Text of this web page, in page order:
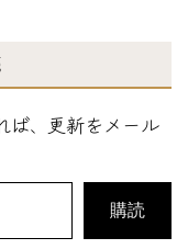
ば、更新をメール
購読